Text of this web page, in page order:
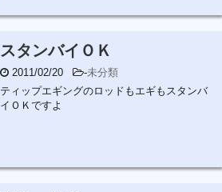
スタンバイＯＫ
2011/02/20 -未分類
ティップエギングのロッドもエギもスタンバ
イＯＫですよ